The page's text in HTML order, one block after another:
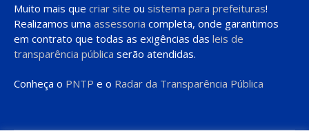
Muito mais que criar site ou sistema para prefeituras!
Realizamos uma assessoria completa, onde garantimos
em contrato que todas as exigências das leis de
transparência pública serão atendidas.
Conheça o PNTP e o Radar da Transparência Pública